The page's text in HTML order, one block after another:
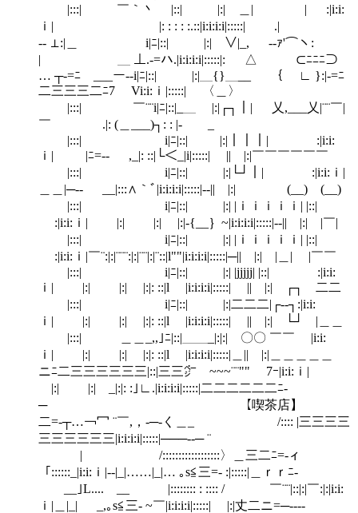
|:::| ￣｀丶 |::| |:| ＿| | :|i:i:
ｉ| |: : : : :.::|i:i:i:i|:::::| .|
‐- ⊥:|＿ i|ﾆ|::| |:| ∨|_, -‐ｧ'⌒ヽ:
| ＿ ⊥.-=ハ.|i:i:i:i|:::::|: △ ⊂ﾆﾆﾆ⊃
… ┬‐=ﾆ ___ー--i|ﾆ|::| |:|＿{}＿__ ｛ ∟ }:|-=ﾆ
二三三三二ﾆ7 Vi:i:ｉ|:::::| 〈＿〉
|:::| ￣¨¨i|ﾆ|::|_＿ |:|┌┐｜| 乂,___乂|¨¨￣|
￣ .|: (＿___)┐: : |‐ _
|:::| i|ﾆ|::| ￣|:|｜｜｜| :|i:i:
ｉ| |ﾆ=‐- ,_|: ::|└＜_|i|:::::| || |:|￣￣￣￣￣￣
|:::| i|ﾆ|::| |:|└┘｜| :|i:i:ｉ|
＿＿|─-- __|:::∧｀ﾞ|i:i:i:i|:::::|‐-|| |:| (__) (__)
|:::| i|ﾆ|::| |:| |ｉｉｉｉｉ| |::|
:|i:i:ｉ| |:| |:| |:|-{__｝~|i:i:i:i|:::::|‐-|| |:| |￣|
|:::| i|ﾆ|::| |:| |ｉｉｉｉｉ| |::|
:|i:i:ｉ|￣¨:|:|¨¨¨:|:|¨¨|:|¨::|l""|i:i:i:i|:::::|─|| |:| |＿| |￣￣
|:::| i|ﾆ|::| |:| |jjjjj| |::| :|i:i:
ｉ| |:| |:| |:|: ::|l |i:i:i:i|:::::| || |:| ┌┐ 二二
|:::| i|ﾆ|::| |:|二二二|┌‐‐┐:|i:i:
ｉ| |:| |:| |:|: ::|l |i:i:i:i|:::::| || |:| └┘ |＿＿
|:::| ＿＿_,,｣ﾆ|::|＿＿_|:|:| 〇〇 ￣￣ |i:i:
ｉ| |:| |:| |:|: ::|l |i:i:i:i|:::::|＿|| |:|＿＿＿＿＿
ニﾆ二三三三三三三|::|三三㌻￣~~~¨¨"" 7ｰ|i:i:ｉ|
|:| |:| _|:|: :｣∟.|i:i:i:i|:::::|二二二二二二ﾆ-
─ 【喫茶店】
二=-┬…￢冖 ¨￣,，-─-く＿_ /:::: |三三三三
三三三三三三|i:i:i:i|:::::|───‐‐─ ¨
| /::::::::::::::::::〉＿三二ﾆ=-ィ
「::::::_|i:i:ｉ|-‐|_|……|_|… ｡s≦三=- :|:::::|＿ｒｒﾆ- ￣
__｣L.... __ |:::::::: : :::: / ￣¨¨|::|:|￣:|:|i:i:
ｉ|＿|_| _,｡s≦三- ~￣|i:i:i:i|:::::| |:|丈二ニ=─‐---